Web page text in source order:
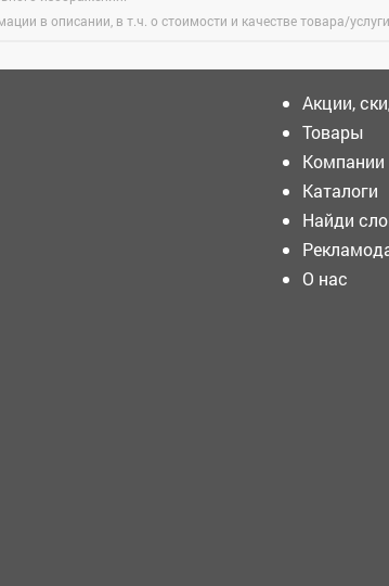
в описании, в т.ч. о стоимости и качестве товара/услуги.
Акции,
Товары
Компании
Каталоги
Найди
О нас